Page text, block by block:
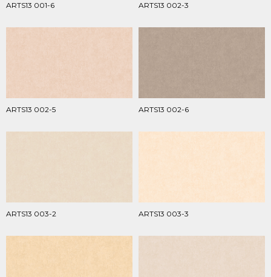
ARTS13 001-6 ARTS13 002-3
ARTS13 002-5 ARTS13 002-6
ARTS13 003-2 ARTS13 003-3